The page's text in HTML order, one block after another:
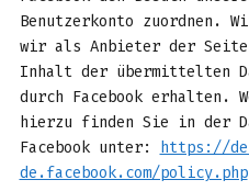
Benutzerkonto zuordnen.
wir als Anbieter der
Inhalt der übermittelten
durch Facebook erhalten.
hierzu finden Sie in der
Facebook unter:
https://
de.facebook.com/policy.php